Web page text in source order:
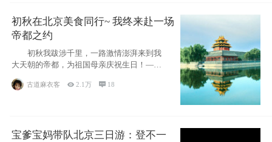
初秋在北京美食同行~ 我终来赴一场
帝都之约
初秋我跋涉千里，一路激情澎湃来到我
大天朝的帝都，为祖国母亲庆祝生日！——
古道麻衣客 2.1万  18
宝爹宝妈带队北京三日游：登不一